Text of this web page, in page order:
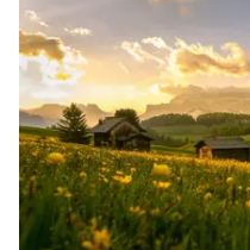
Bekijk de hoogtepunten